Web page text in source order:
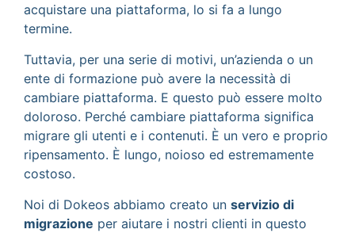
acquistare una piattaforma, lo si fa a lungo
termine.
Tuttavia, per una serie di motivi, un’azienda o un
ente di formazione può avere la necessità di
cambiare piattaforma. E questo può essere molto
doloroso. Perché cambiare piattaforma significa
migrare gli utenti e i contenuti. È un vero e proprio
ripensamento. È lungo, noioso ed estremamente
costoso.
Noi di Dokeos abbiamo creato un servizio di
migrazione per aiutare i nostri clienti in questo